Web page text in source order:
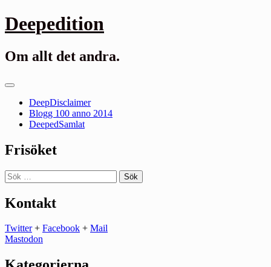
Gå
till
Deepedition
Om allt det andra.
Primär
DeepDisclaimer
Blogg 100 anno 2014
DeepedSamlat
Frisöket
Sök
efter:
Kontakt
Twitter+ Facebook + Mail
Mastodon